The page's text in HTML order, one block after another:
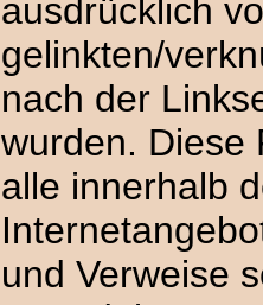
ausdrücklich
gelinkten/
nach der
wurden. Diese
alle innerhalb
und Verweise